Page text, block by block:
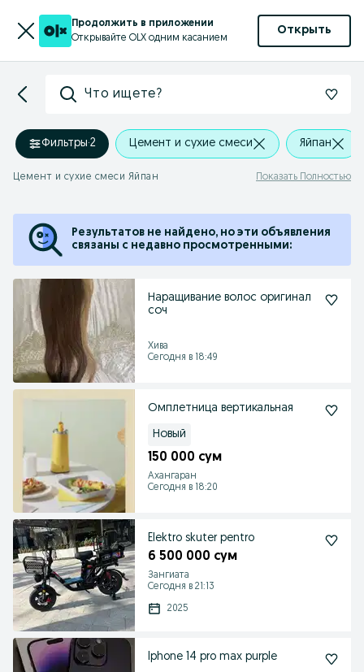
Продолжить в приложении
Открывайте OLX одним касанием
Открыть
Что ищете?
Фильтры·2 Цемент и сухие смеси Яйпан
Цемент и сухие смеси Яйпан Показать Полностью
Результатов не найдено, но эти объявления
связаны с недавно просмотренными:
Наращивание волос оригинал
соч
Хива
Сегодня в 18:49
Омплетница вертикальная
Новый
150 000 сум
Ахангаран
Сегодня в 18:20
Elektro skuter pentro
6 500 000 сум
Зангиата
Сегодня в 21:13
2025
Iphone 14 pro max purple